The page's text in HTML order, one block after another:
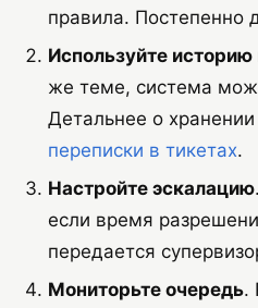
правила. Постепенно
Используйте историю
же теме, система
Детальнее о
переписки в тикетах.
Настройте эскалацию
если время
передается
Мониторьте очередь.